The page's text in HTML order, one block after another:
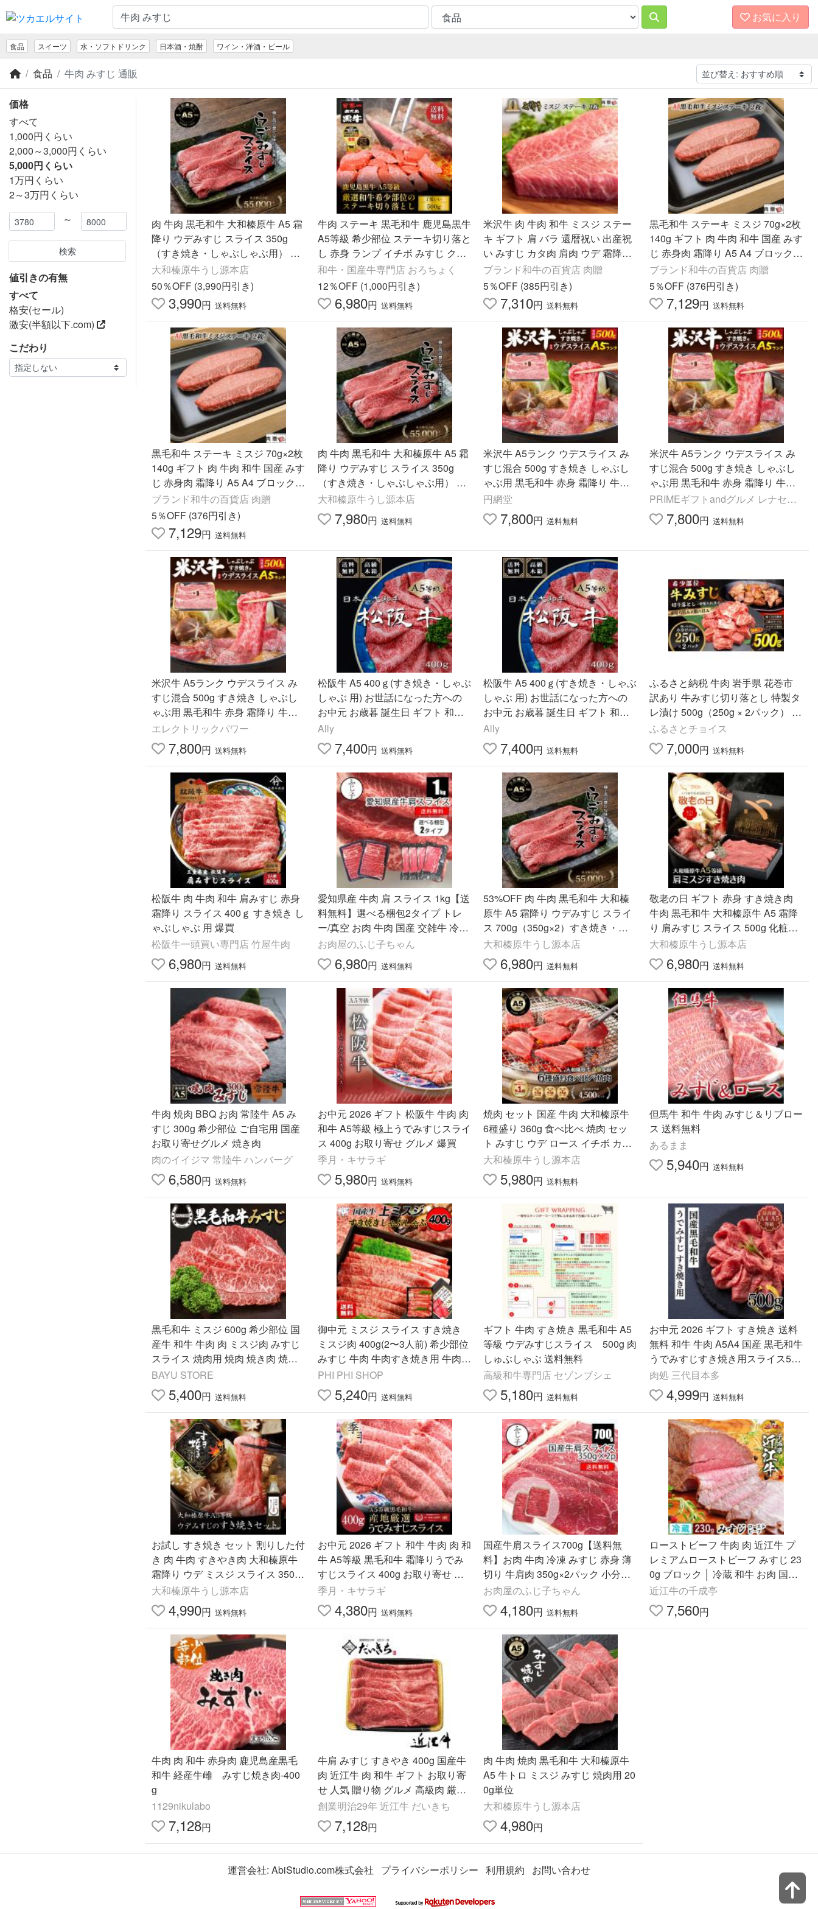
お気に入り
食品 スイーツ 水・ソフトドリンク 日本酒・焼酎 ワイン・洋酒・ビール
食品 牛肉 みすじ 通販
価格
すべて
1,000円くらい
2,000～3,000円くらい
5,000円くらい
1万円くらい
2～3万円くらい
～
検索
値引きの有無
すべて
格安(セール)
激安(半額以下.com)
こだわり
肉 牛肉 黒毛和牛 大和榛原牛 A5 霜
降り ウデみすじ スライス 350g
（すき焼き・しゃぶしゃぶ用） 送
料無料 うで みすじ 肩 肩ミスジ
大和榛原牛うし源本店
50％OFF (3,990円引き)
3,990円 送料無料
牛肉 ステーキ 黒毛和牛 鹿児島黒牛
A5等級 希少部位 ステーキ切り落と
し 赤身 ランプ イチボ みすじ クリ
ミ等 500g(3〜4枚) 爆買
和牛・国産牛専門店 おろちょく
12％OFF (1,000円引き)
6,980円 送料無料
米沢牛 肉 牛肉 和牛 ミスジ ステー
キ ギフト 肩 バラ 還暦祝い 出産祝
い みすじ カタ肉 肩肉 ウデ 霜降り
焼肉 ステーキ肉 100g×1枚 100g 1
人前
ブランド和牛の百貨店 肉贈
5％OFF (385円引き)
7,310円 送料無料
黒毛和牛 ステーキ ミスジ 70g×2枚
140g ギフト 肉 牛肉 和牛 国産 みす
じ 赤身肉 霜降り A5 A4 ブロック肉
結婚祝い BBQ バーベキュー
ブランド和牛の百貨店 肉贈
5％OFF (376円引き)
7,129円 送料無料
黒毛和牛 ステーキ ミスジ 70g×2枚
140g ギフト 肉 牛肉 和牛 国産 みす
じ 赤身肉 霜降り A5 A4 ブロック肉
結婚祝い BBQ バーベキュー
ブランド和牛の百貨店 肉贈
5％OFF (376円引き)
7,129円 送料無料
肉 牛肉 黒毛和牛 大和榛原牛 A5 霜
降り ウデみすじ スライス 350g
（すき焼き・しゃぶしゃぶ用） 送
料無料 うで みすじ 肩 肩ミスジ
大和榛原牛うし源本店
7,980円 送料無料
米沢牛 A5ランク ウデスライス み
すじ混合 500g すき焼き しゃぶし
ゃぶ用 黒毛和牛 赤身 霜降り 牛肉
ギフト 内祝 誕生日 母の日 父の日
お中元 お歳暮 のし対応
円網堂
7,800円 送料無料
米沢牛 A5ランク ウデスライス み
すじ混合 500g すき焼き しゃぶし
ゃぶ用 黒毛和牛 赤身 霜降り 牛肉
ギフト 内祝 誕生日 母の日 父の日
お中元 お歳暮 のし対応
PRIMEギフトandグルメ レナセー
ル 7,800円 送料無料
米沢牛 A5ランク ウデスライス み
すじ混合 500g すき焼き しゃぶし
ゃぶ用 黒毛和牛 赤身 霜降り 牛肉
ギフト 内祝 誕生日 母の日 父の日
お中元 お歳暮 のし対応
エレクトリックパワー
7,800円 送料無料
松阪牛 A5 400ｇ(すき焼き・しゃぶ
しゃぶ 用) お世話になった方への
お中元 お歳暮 誕生日 ギフト 和牛
お取り寄せ みすじ お肉 牛肉
Ally
7,400円 送料無料
松阪牛 A5 400ｇ(すき焼き・しゃぶ
しゃぶ 用) お世話になった方への
お中元 お歳暮 誕生日 ギフト 和牛
お取り寄せ みすじ お肉 牛肉
Ally
7,400円 送料無料
ふるさと納税 牛肉 岩手県 花巻市
訳あり 牛みすじ切り落とし 特製タ
レ漬け 500g（250g × 2パック） 一
口ステーキ 不揃い 2393
ふるさとチョイス
7,000円 送料無料
松阪牛 肉 牛肉 和牛 肩みすじ 赤身
霜降り スライス 400ｇ すき焼き し
ゃぶしゃぶ 用 爆買
松阪牛一頭買い専門店 竹屋牛肉
6,980円 送料無料
愛知県産 牛肉 肩 スライス 1kg【送
料無料】選べる梱包2タイプ トレ
ー/真空 お肉 牛肉 国産 交雑牛 冷凍
みすじ 薄切り しゃぶしゃぶ すき焼
き 牛丼 肉巻き 贈答
お肉屋のふじ子ちゃん
6,980円 送料無料
53%OFF 肉 牛肉 黒毛和牛 大和榛
原牛 A5 霜降り ウデみすじ スライ
ス 700g（350g×2）すき焼き・し
ゃぶしゃぶ用 送料無料 うで みすじ
肩 肩ミスジ
大和榛原牛うし源本店
6,980円 送料無料
敬老の日 ギフト 赤身 すき焼き肉
牛肉 黒毛和牛 大和榛原牛 A5 霜降
り 肩みすじ スライス 500g 化粧箱
入 すき焼き 送料無料 うで みすじ
ミスジ
大和榛原牛うし源本店
6,980円 送料無料
牛肉 焼肉 BBQ お肉 常陸牛 A5 み
すじ 300g 希少部位 ご自宅用 国産
お取り寄せグルメ 焼き肉
肉のイイジマ 常陸牛 ハンバーグ
6,580円 送料無料
お中元 2026 ギフト 松阪牛 牛肉 肉
和牛 A5等級 極上うでみすじスライ
ス 400g お取り寄せ グルメ 爆買
季月・キサラギ
5,980円 送料無料
焼肉 セット 国産 牛肉 大和榛原牛
6種盛り 360g 食べ比べ 焼肉 セッ
ト みすじ ウデ ロース イチボ カル
ビ モモ 各60g 送料無料 黒毛和牛 A
5
大和榛原牛うし源本店
5,980円 送料無料
但馬牛 和牛 牛肉 みすじ＆リブロー
ス 送料無料
あるまま
5,940円 送料無料
黒毛和牛 ミスジ 600g 希少部位 国
産牛 和牛 牛肉 肉 ミスジ肉 みすじ
スライス 焼肉用 焼肉 焼き肉 焼肉
セット バーベキュー BBQ 冷凍 冷
凍肉 赤身 霜降り 食品
BAYU STORE
5,400円 送料無料
御中元 ミスジ スライス すき焼き
ミスジ肉 400g(2〜3人前) 希少部位
みすじ 牛肉 牛肉すき焼き用 牛肉し
ゃぶしゃぶ
PHI PHI SHOP
5,240円 送料無料
ギフト 牛肉 すき焼き 黒毛和牛 A5
等級 ウデみすじスライス 500g 肉
しゅぶしゃぶ 送料無料
高級和牛専門店 セゾンブシェ
5,180円 送料無料
お中元 2026 ギフト すき焼き 送料
無料 和牛 牛肉 A5A4 国産 黒毛和牛
うでみすじすき焼き用スライス500
g 40代 50代 60代 70代 内祝 プレゼ
ント 赤身 お取り寄せ
肉処 三代目本多
4,999円 送料無料
お試し すき焼き セット 割りした付
き 肉 牛肉 すきやき肉 大和榛原牛
霜降り ウデ ミスジ スライス 350g
赤身 送料無料 黒毛和牛 A5 うで み
すじ 肩 肩ミスジ
大和榛原牛うし源本店
4,990円 送料無料
お中元 2026 ギフト 和牛 牛肉 肉 和
牛 A5等級 黒毛和牛 霜降りうでみ
すじスライス 400g お取り寄せ グ
ルメ 爆買
季月・キサラギ
4,380円 送料無料
国産牛肩スライス700g【送料無
料】お肉 牛肉 冷凍 みすじ 赤身 薄
切り 牛肩肉 350g×2パック 小分け
ヘルシー しゃぶしゃぶ すき焼き 牛
丼 爆買い
お肉屋のふじ子ちゃん
4,180円 送料無料
ローストビーフ 牛肉 肉 近江牛 プ
レミアムローストビーフ みすじ 23
0g ブロック │ 冷蔵 和牛 お肉 国産
プレゼント 御祝 ギフト 贈り物 お
取り寄せ グルメ
近江牛の千成亭
7,560円
牛肉 肉 和牛 赤身肉 鹿児島産黒毛
和牛 経産牛雌 みすじ焼き肉-400
g
1129nikulabo
7,128円
牛肩 みすじ すきやき 400g 国産牛
肉 近江牛 肉 和牛 ギフト お取り寄
せ 人気 贈り物 グルメ 高級肉 厳選
大吉商店
創業明治29年 近江牛 だいきち
7,128円
肉 牛肉 焼肉 黒毛和牛 大和榛原牛
A5 牛トロ ミスジ みすじ 焼肉用 20
0g単位
大和榛原牛うし源本店
4,980円
運営会社: AbiStudio.com株式会社 プライバシーポリシー 利用規約 お問い合わせ